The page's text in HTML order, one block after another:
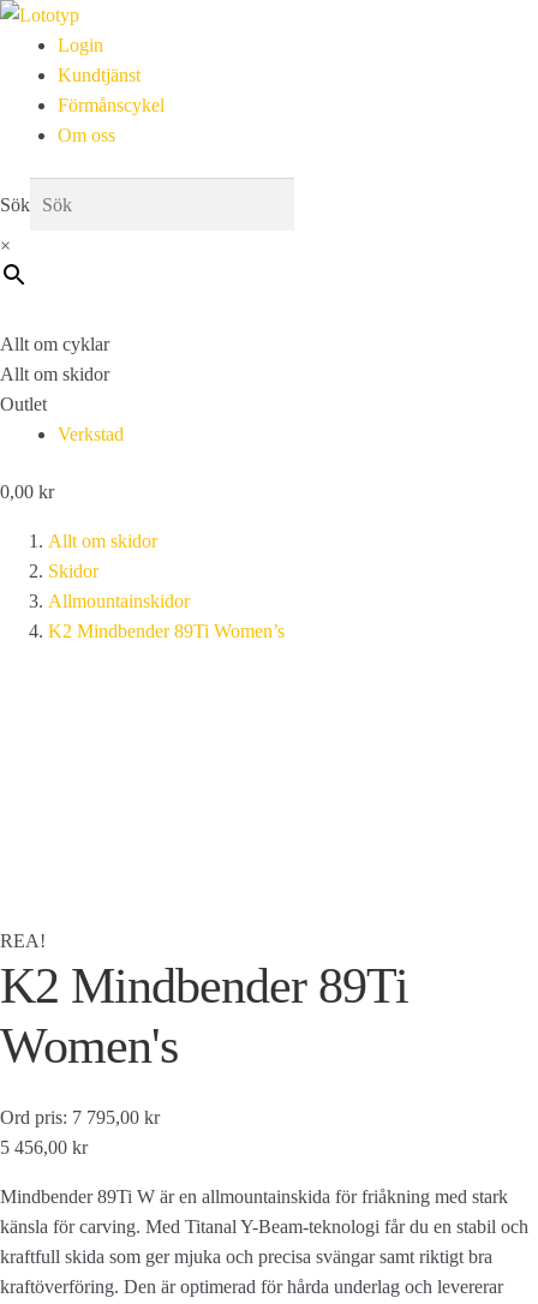
Login
Kundtjänst
Förmånscykel
Om oss
Sök
×
Allt om cyklar
Allt om skidor
Outlet
Verkstad
0,00 kr
Allt om skidor
Skidor
Allmountainskidor
K2 Mindbender 89Ti Women’s
REA!
K2 Mindbender 89Ti
Women's
Ord pris: 7 795,00 kr
5 456,00 kr
Mindbender 89Ti W är en allmountainskida för friåkning med stark
känsla för carving. Med Titanal Y-Beam-teknologi får du en stabil och
kraftfull skida som ger mjuka och precisa svängar samt riktigt bra
kraftöverföring. Den är optimerad för hårda underlag och levererar